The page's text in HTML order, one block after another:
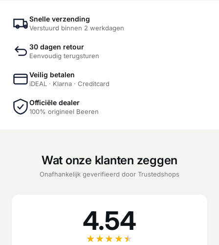
Snelle verzending
Verstuurd binnen 2 werkdagen
30 dagen retour
Eenvoudig terugsturen
Veilig betalen
iDEAL · Klarna · Creditcard
Officiële dealer
100% origineel Beeren
Wat onze klanten zeggen
Onafhankelijk geverifieerd door Trustedshops
4.54
★★★★★